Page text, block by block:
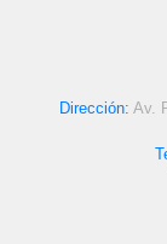
Dirección: Av.